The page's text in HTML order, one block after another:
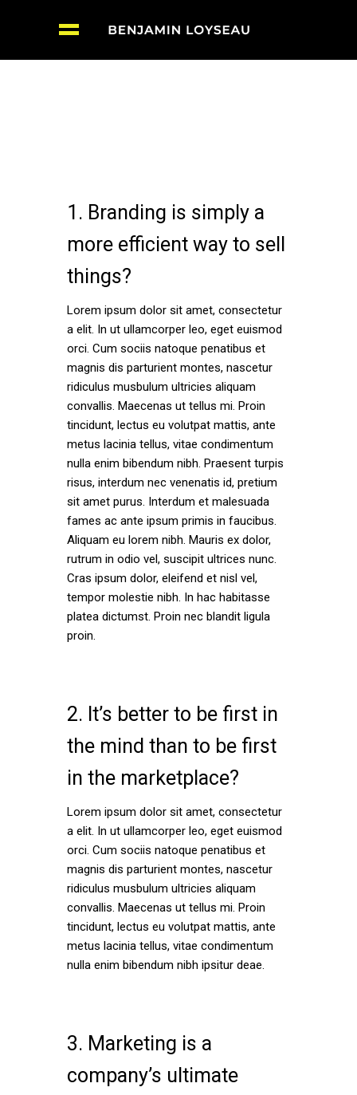
1. Branding is simply a
more efficient way to sell
things?
Lorem ipsum dolor sit amet, consectetur
a elit. In ut ullamcorper leo, eget euismod
orci. Cum sociis natoque penatibus et
magnis dis parturient montes, nascetur
ridiculus musbulum ultricies aliquam
convallis. Maecenas ut tellus mi. Proin
tincidunt, lectus eu volutpat mattis, ante
metus lacinia tellus, vitae condimentum
nulla enim bibendum nibh. Praesent turpis
risus, interdum nec venenatis id, pretium
sit amet purus. Interdum et malesuada
fames ac ante ipsum primis in faucibus.
Aliquam eu lorem nibh. Mauris ex dolor,
rutrum in odio vel, suscipit ultrices nunc.
Cras ipsum dolor, eleifend et nisl vel,
tempor molestie nibh. In hac habitasse
platea dictumst. Proin nec blandit ligula
proin.
2. It’s better to be first in
the mind than to be first
in the marketplace?
Lorem ipsum dolor sit amet, consectetur
a elit. In ut ullamcorper leo, eget euismod
orci. Cum sociis natoque penatibus et
magnis dis parturient montes, nascetur
ridiculus musbulum ultricies aliquam
convallis. Maecenas ut tellus mi. Proin
tincidunt, lectus eu volutpat mattis, ante
metus lacinia tellus, vitae condimentum
nulla enim bibendum nibh ipsitur deae.
3. Marketing is a
company’s ultimate